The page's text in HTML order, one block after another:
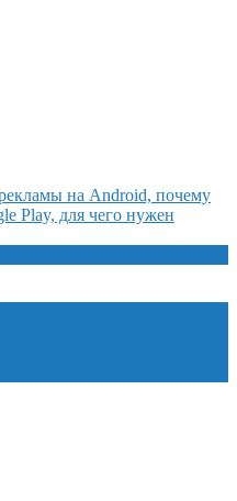
на Android, почему
Play, для чего нужен